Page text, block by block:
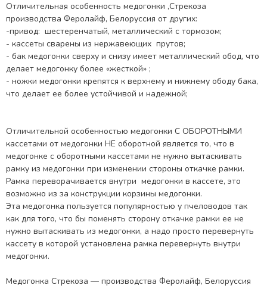
Отличительная особенность медогонки ,Стрекоза
производства Феролайф, Белоруссия от других:
-привод: шестеренчатый, металлический с тормозом;
- кассеты сварены из нержавеющих прутов;
- бак медогонки сверху и снизу имеет металлический обод, что
делает медогонку более «жесткой» ;
- ножки медогонки крепятся к верхнему и нижнему ободу бака,
что делает ее более устойчивой и надежной;
Отличительной особенностью медогонки С ОБОРОТНЫМИ
кассетами от медогонки НЕ оборотной является то, что в
медогонке с оборотными кассетами не нужно вытаскивать
рамку из медогонки при изменении стороны откачке рамки.
Рамка переворачивается внутри медогонки в кассете, это
возможно из за конструкции корзины медогонки.
Эта медогонка пользуется популярностью у пчеловодов так
как для того, что бы поменять сторону откачке рамки ее не
нужно вытаскивать из медогонки, а надо просто перевернуть
кассету в которой установлена рамка перевернуть внутри
медогонки.
Медогонка Стрекоза — производства Феролайф, Белоруссия